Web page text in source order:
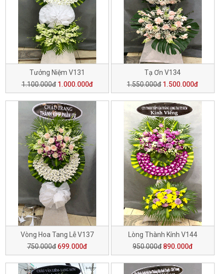
Tưởng Niệm V131
1.100.000đ 1.000.000đ
Tạ Ơn V134
1.550.000đ 1.500.000đ
Vòng Hoa Tang Lễ V137
750.000đ 699.000đ
Lòng Thành Kính V144
950.000đ 890.000đ